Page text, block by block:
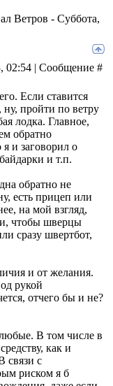
Ветров - Суббота,
02:54 | Сообщение #
Если ставится
ну, пройти по ветру
лодка. Главное,
обратно
я и заговорил о
и т.п.
обратно не
есть прицеп или
на мой взгляд,
чтобы шверцы
сразу швертбот,
и от желания.
рукой
отчего бы и не?
В том числе в
как и
связи с
риском я б